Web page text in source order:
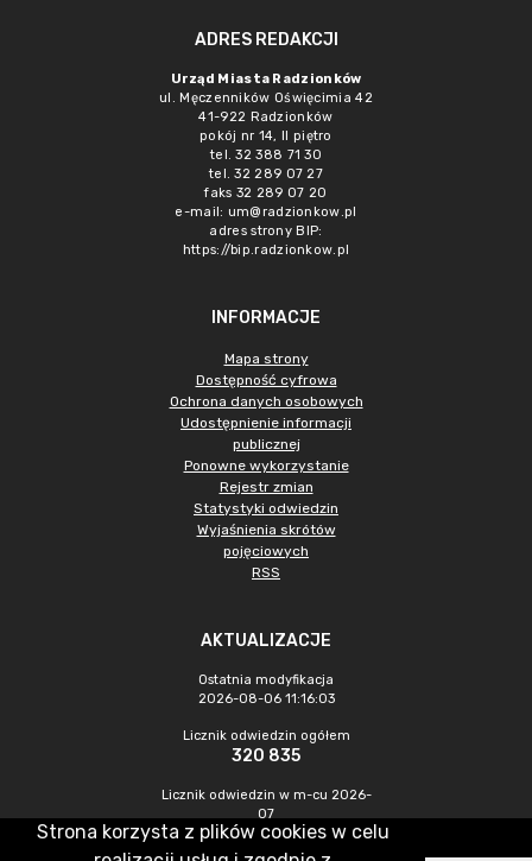
ADRES REDAKCJI
Urząd Miasta Radzionków
ul. Męczenników Oświęcimia 42
41-922 Radzionków
pokój nr 14, II piętro
tel. 32 388 71 30
tel. 32 289 07 27
faks 32 289 07 20
e-mail: um@radzionkow.pl
adres strony BIP:
https://bip.radzionkow.pl
INFORMACJE
Mapa strony
Dostępność cyfrowa
Ochrona danych osobowych
Udostępnienie informacji
publicznej
Ponowne wykorzystanie
Rejestr zmian
Statystyki odwiedzin
Wyjaśnienia skrótów
pojęciowych
RSS
AKTUALIZACJE
Ostatnia modyfikacja
2026-08-06 11:16:03
Licznik odwiedzin ogółem
320 835
Licznik odwiedzin w m-cu 2026-
07
894
Strona korzysta z plików cookies w celu